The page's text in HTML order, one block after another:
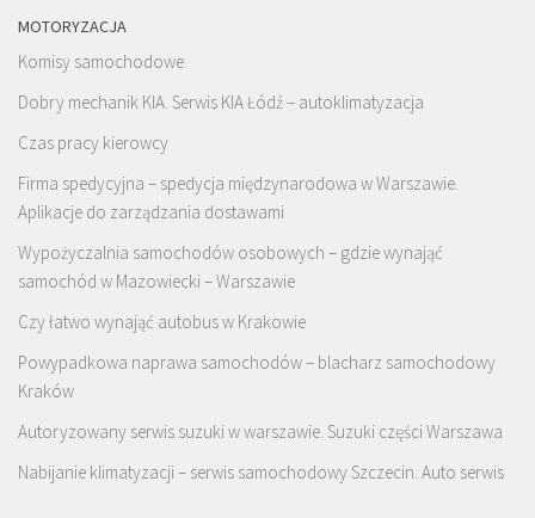
MOTORYZACJA
Komisy samochodowe.
Dobry mechanik KIA. Serwis KIA Łódź – autoklimatyzacja
Czas pracy kierowcy
Firma spedycyjna – spedycja międzynarodowa w Warszawie.
Aplikacje do zarządzania dostawami
Wypożyczalnia samochodów osobowych – gdzie wynająć
samochód w Mazowiecki – Warszawie
Czy łatwo wynająć autobus w Krakowie
Powypadkowa naprawa samochodów – blacharz samochodowy
Kraków
Autoryzowany serwis suzuki w warszawie. Suzuki części Warszawa
Nabijanie klimatyzacji – serwis samochodowy Szczecin. Auto serwis